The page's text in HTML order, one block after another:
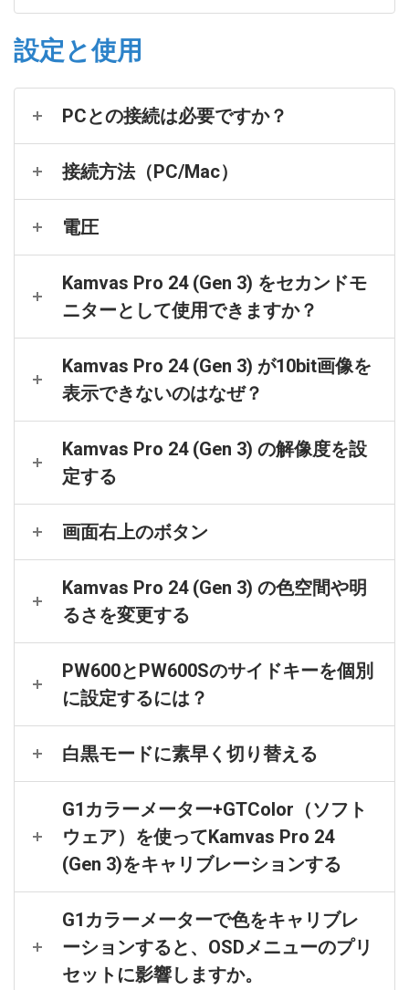
設定と使用
PCとの接続は必要ですか？
接続方法（PC/Mac）
電圧
Kamvas Pro 24 (Gen 3) をセカンドモ
ニターとして使用できますか？
Kamvas Pro 24 (Gen 3) が10bit画像を
表示できないのはなぜ？
Kamvas Pro 24 (Gen 3) の解像度を設
定する
画面右上のボタン
Kamvas Pro 24 (Gen 3) の色空間や明
るさを変更する
PW600とPW600Sのサイドキーを個別
に設定するには？
白黒モードに素早く切り替える
G1カラーメーター+GTColor（ソフト
ウェア）を使ってKamvas Pro 24
(Gen 3)をキャリブレーションする
G1カラーメーターで色をキャリブレ
ーションすると、OSDメニューのプリ
セットに影響しますか。